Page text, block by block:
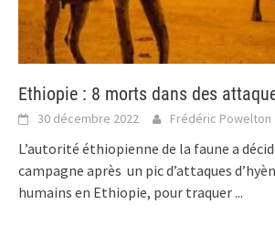
Ethiopie : 8 morts dans des
30 décembre 2022 Frédéric Powelton
L’autorité éthiopienne de la faune a
campagne après un pic d’attaques
humains en Ethiopie, pour traquer...